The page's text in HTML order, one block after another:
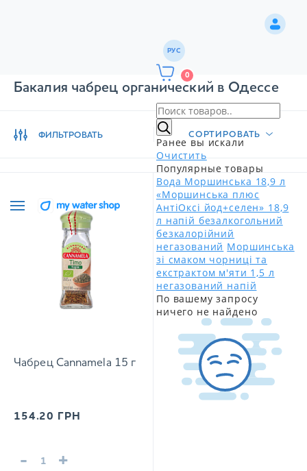
РУС
0
Ранее вы искали
Очистить
Популярные товары
Вода Моршинська 18,9 л
«Моршинська плюс
АнтіОксі йод+селен» 18,9
л напій безалкогольний
безкалорійний
негазований Моршинська
зі смаком чорниці та
екстрактом м'яти 1,5 л
негазований напій
По вашему запросу
ничего не найдено
Бакалия чабрец органический в Одессе
ФИЛЬТРОВАТЬ СОРТИРОВАТЬ
Чабрец Cannamela 15 г
154.20 ГРН
- +